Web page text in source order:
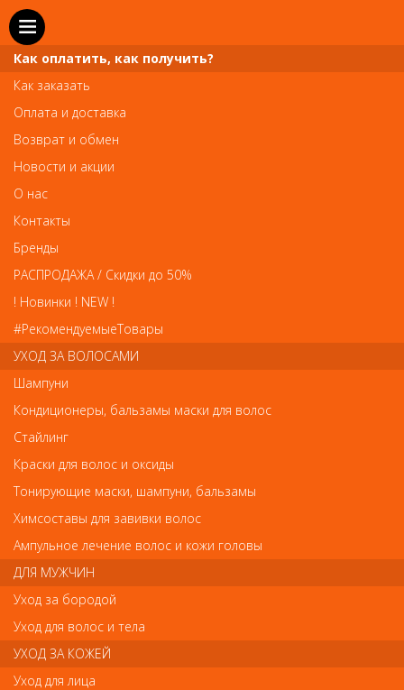
SEO
iDetangle Щетка гибкая продувная для густых волос
iDetangle Щетка гибкая продувная для густых
волос
Арт.71742
801р.-
В закладки Как оплатить? Как получить?
Как оплатить, как получить?
Как заказать
Оплата и доставка
Возврат и обмен
Новости и акции
О нас
Контакты
Бренды
РАСПРОДАЖА / Скидки до 50%
! Новинки ! NEW !
#РекомендуемыеТовары
УХОД ЗА ВОЛОСАМИ
Шампуни
Кондиционеры, бальзамы маски для волос
Стайлинг
Краски для волос и оксиды
Тонирующие маски, шампуни, бальзамы
Химсоставы для завивки волос
Ампульное лечение волос и кожи головы
ДЛЯ МУЖЧИН
Уход за бородой
Уход для волос и тела
УХОД ЗА КОЖЕЙ
Уход для лица